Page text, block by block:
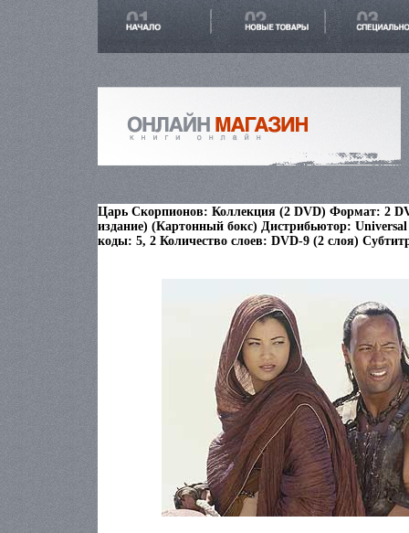
Царь Скорпионов: Коллекция (2 DVD) Формат: 2
издание) (Картонный бокс) Дистрибьютор:
коды: 5, 2 Количество слоев: DVD-9 (2 слоя)